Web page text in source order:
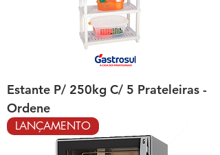
Estante P/ 250kg C/ 5 Prateleiras -
Ordene
LANÇAMENTO